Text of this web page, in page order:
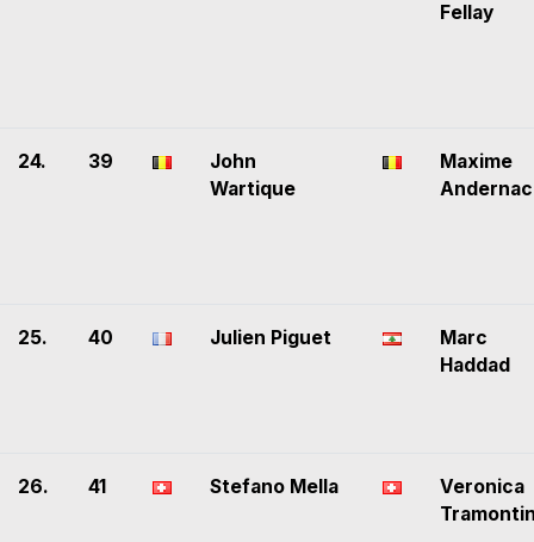
Fellay
24. 39
John
Wartique
Maxime
25. 40 Julien Piguet
Marc
Haddad
26. 41 Stefano Mella
Veronica